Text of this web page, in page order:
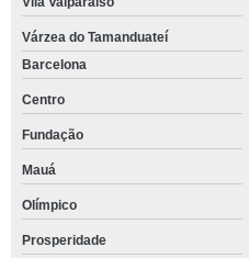
Várzea do Tamanduateí
Barcelona
Centro
Fundação
Mauá
Olímpico
Prosperidade